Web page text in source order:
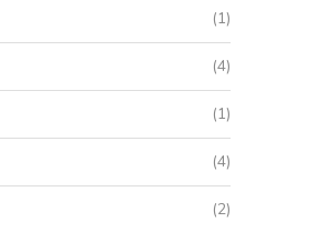
(1)
(4)
(1)
(4)
(2)